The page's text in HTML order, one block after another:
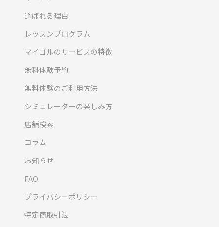
選ばれる理由
レッスンプログラム
マイゴルのサービスの特徴
無料体験予約
無料体験のご利用方法
シミュレーターの楽しみ方
店舗検索
コラム
お知らせ
FAQ
プライバシーポリシー
特定商取引法